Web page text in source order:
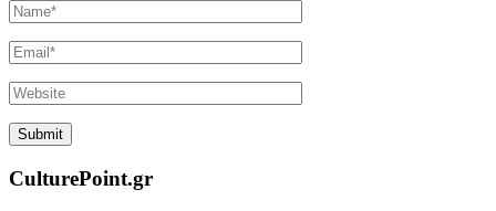
CulturePoint.gr